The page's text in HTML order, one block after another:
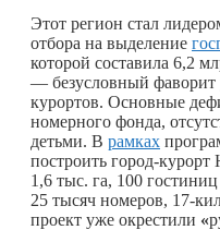
Этот регион стал
отбора на выделение
которой составила 6,2
— безусловный фаворит
курортов. Основные
номерного фонда,
детьми. В рамках
построить город-
1,6 тыс. га, 100
25 тысяч номеров, 17-
проект уже окрестили «